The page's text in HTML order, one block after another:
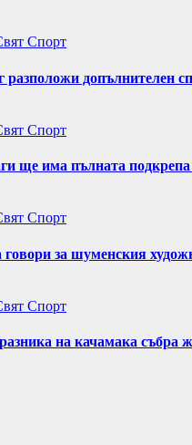
Спорт
допълнителен
Спорт
ще има пълната
Спорт
за шуменския
Спорт
на качамака събра